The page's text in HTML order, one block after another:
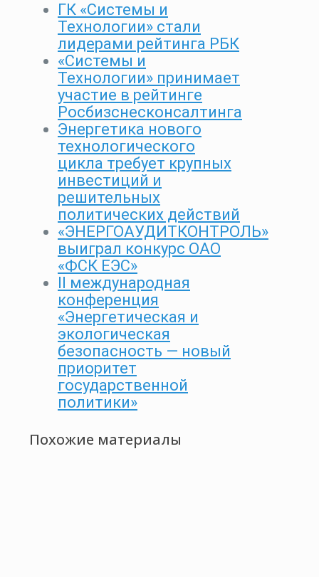
ГК «Системы и
Технологии» стали
лидерами рейтинга РБК
«Системы и
Технологии» принимает
участие в рейтинге
Росбизснесконсалтинга
Энергетика нового
технологического
цикла требует крупных
инвестиций и
решительных
политических действий
«ЭНЕРГОАУДИТКОНТРОЛЬ»
выиграл конкурс ОАО
«ФСК ЕЭС»
II международная
конференция
«Энергетическая и
экологическая
безопасность — новый
приоритет
государственной
политики»
Похожие материалы